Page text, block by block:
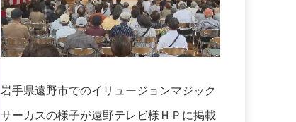
岩手県遠野市でのイリュージョンマジック
サーカスの様子が遠野テレビ様ＨＰに掲載